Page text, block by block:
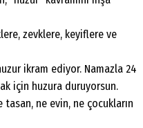
zevklere, keyiflere ve
ikram ediyor. Namazla 24
için huzura duruyorsun.
ne evin, ne çocukların